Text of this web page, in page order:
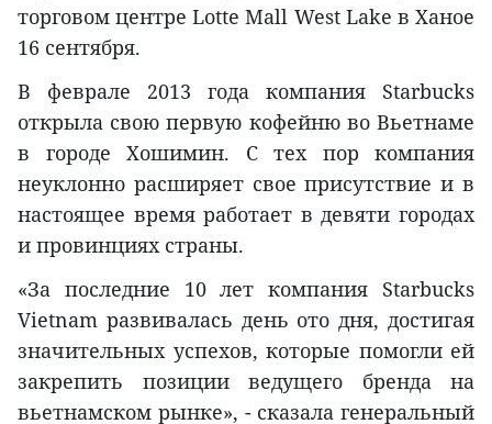
торговом центре Lotte Mall West Lake в Ханое
16 сентября.
В феврале 2013 года компания Starbucks
открыла свою первую кофейню во Вьетнаме
в городе Хошимин. С тех пор компания
неуклонно расширяет свое присутствие и в
настоящее время работает в девяти городах
и провинциях страны.
«За последние 10 лет компания Starbucks
Vietnam развивалась день ото дня, достигая
значительных успехов, которые помогли ей
закрепить позиции ведущего бренда на
вьетнамском рынке», - сказала генеральный